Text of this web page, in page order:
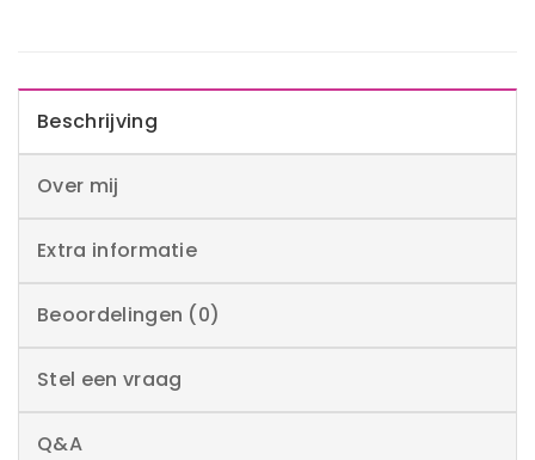
Beschrijving
Over mij
Extra informatie
Beoordelingen (0)
Stel een vraag
Q&A